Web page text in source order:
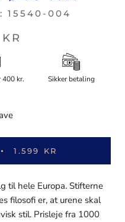
15540-004
400 kr. Sikker betaling
1.599 KR
til hele Europa. Stifterne
filosofi er, at urene skal
stil. Prisleje fra 1000